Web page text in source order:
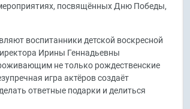
посвящённых Дню Победы,
воспитанники детской воскресной
Ирины Геннадьевны
не только рождественские
игра актёров создаёт
ответные подарки и делиться